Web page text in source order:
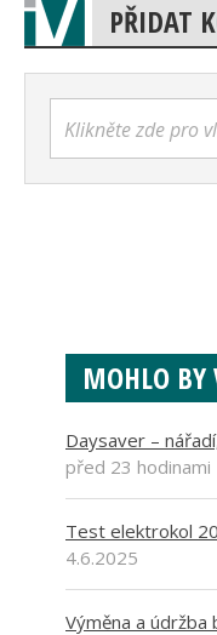
PŘIDAT
Klikněte zde pro
MOHLO BY
Daysaver –
před 23 hodinami
Test elektrokol
4.6.2025
Výměna a